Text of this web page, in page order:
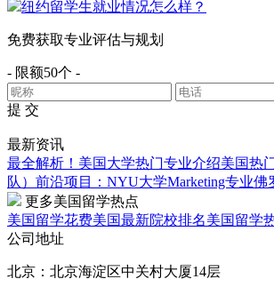
纽约留学生就业情况怎么样？
免费获取专业评估与规划
- 限额50个 -
提 交
最新资讯
最全解析！美国大学热门专业介绍美国热
队） 前沿项目：NYU大学Marketing专业佛
更多美国留学热点
美国留学花费美国最新院校排名美国留学
公司地址
北京：北京海淀区中关村大厦14层